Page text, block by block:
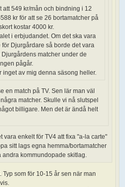
att 549 kr/mån och bindning i 12
kr för att se 26 bortamatcher på
kostar 4000 kr.
i erbjudandet. Om det ska vara
Djurgårdare så borde det vara
Djurgårdens matcher under de
pågår.
inget av mig denna säsong heller.
en match på TV. Sen lär man väl
matcher. Skulle vi nå slutspel
billigare. Men det är ändå helt
vara enkelt för TV4 att fixa "a-la carte"
sitt lags egna hemma/bortamatcher
andra kommundopade skitlag.
som för 10-15 år sen när man